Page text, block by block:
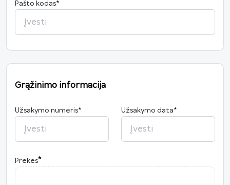
Pašto kodas*
Grąžinimo informacija
Užsakymo numeris* Užsakymo data*
P A T K Pn Š S
Prekės*